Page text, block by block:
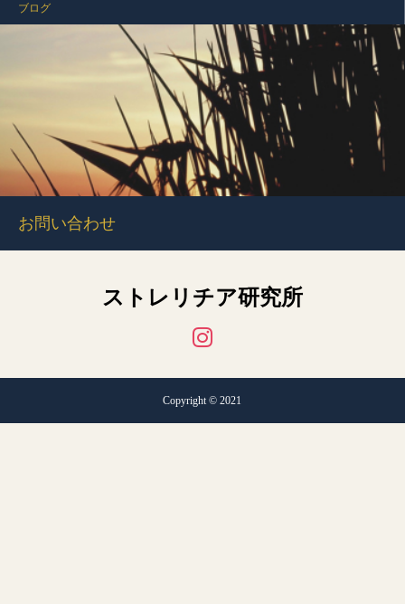
ブログ
お問い合わせ
ストレリチア研究所
Copyright © 2021